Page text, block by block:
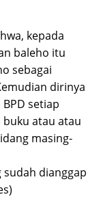
kepada
baleho itu
sebagai
dirinya
setiap
atau atau
masing-
sudah dianggap